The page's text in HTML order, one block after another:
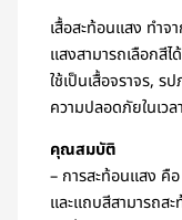
เสื้อสะท้อนแสง ทำ
แสงสามารถเลือกสี
ใช้เป็นเสื้อจราจร, ร
ความปลอดภัยในเว
คุณสมบัติ
– การสะท้อนแสง คื
และแถบสีสามารถส